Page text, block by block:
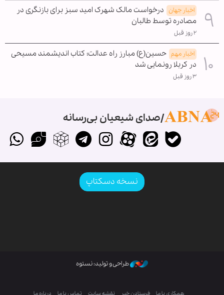
اخبار جهان درخواست مالک شهرک امید سبز برای بازنگری در
مصادره توسط طالبان
۲ روز قبل
اخبار مهم حسین(ع) مبارز راه عدالت؛ کتاب اندیشمند مسیحی
در کربلا رونمایی شد
۳ روز قبل
صدای شیعیان بی‌رسانه
نسخه دسکتاپ
طراحی و تولید: نستوه